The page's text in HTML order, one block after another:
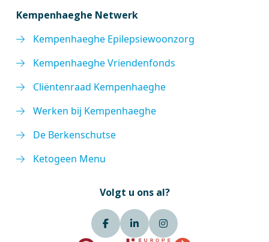
Kempenhaeghe Netwerk
Kempenhaeghe Epilepsiewoonzorg
Kempenhaeghe Vriendenfonds
Cliëntenraad Kempenhaeghe
Werken bij Kempenhaeghe
De Berkenschutse
Ketogeen Menu
Volgt u ons al?